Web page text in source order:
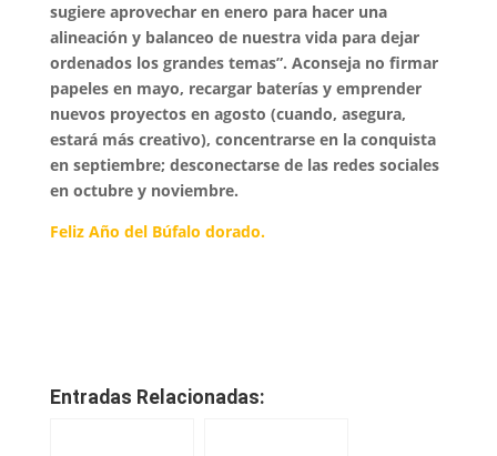
sugiere aprovechar en enero para hacer una
alineación y balanceo de nuestra vida para dejar
ordenados los grandes temas”. Aconseja no firmar
papeles en mayo, recargar baterías y emprender
nuevos proyectos en agosto (cuando, asegura,
estará más creativo), concentrarse en la conquista
en septiembre; desconectarse de las redes sociales
en octubre y noviembre.
Feliz Año del Búfalo dorado.
Entradas Relacionadas: